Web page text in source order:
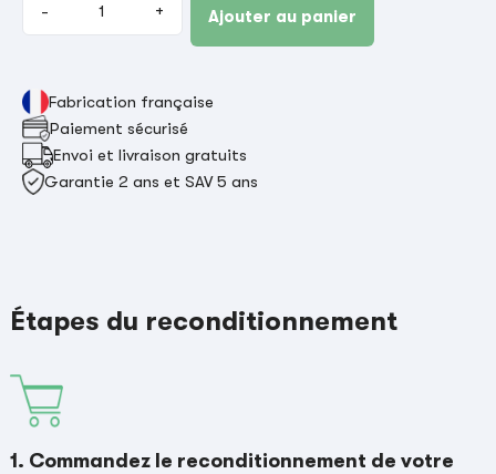
- + Ajouter au panier
Fabrication française
Paiement sécurisé
Envoi et livraison gratuits
Garantie 2 ans et SAV 5 ans
Étapes du reconditionnement
1. Commandez le reconditionnement de votre